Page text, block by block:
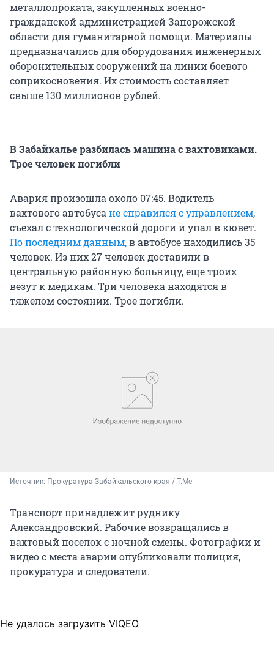
металлопроката, закупленных военно-
гражданской администрацией Запорожской
области для гуманитарной помощи. Материалы
предназначались для оборудования инженерных
оборонительных сооружений на линии боевого
соприкосновения. Их стоимость составляет
свыше 130 миллионов рублей.
В Забайкалье разбилась машина с вахтовиками.
Трое человек погибли
Авария произошла около 07:45. Водитель
вахтового автобуса не справился с управлением,
съехал с технологической дороги и упал в кювет.
По последним данным,в автобусе находились 35
человек. Из них 27 человек доставили в
центральную районную больницу, еще троих
везут к медикам. Три человека находятся в
тяжелом состоянии. Трое погибли.
Источник: Прокуратура Забайкальского края / T.Me
Транспорт принадлежит руднику
Александровский. Рабочие возвращались в
вахтовый поселок с ночной смены. Фотографии и
видео с места аварии опубликовали полиция,
прокуратура и следователи.
Не удалось загрузить VIQEO